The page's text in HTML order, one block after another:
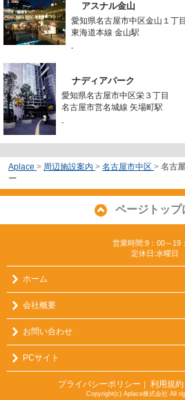
アスナル金山
愛知県名古屋市中区金山１丁目
東海道本線 金山駅
-
ナディアパーク
愛知県名古屋市中区栄３丁目
名古屋市営名城線 矢場町駅
-
Aplace > 周辺施設案内 > 名古屋市中区 > 名古
ー
ページトップ
営業時間:9：00～19
定休日:水曜日
ホーム
会社概要
お問い合わせ
PCサイト
プライバシーポリシー ｜ 利用規約
Copyright(c) Aplace株式会社 All